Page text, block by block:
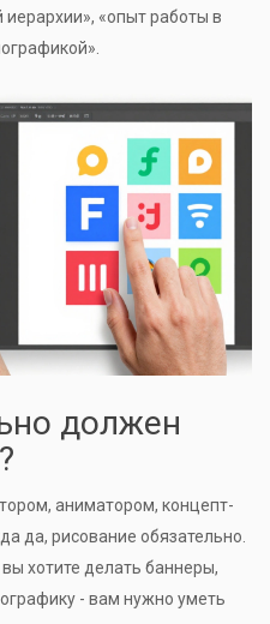
«опыт работы в
должен
аниматором, концепт-
да, рисование обязательно.
хотите делать баннеры,
- вам нужно уметь